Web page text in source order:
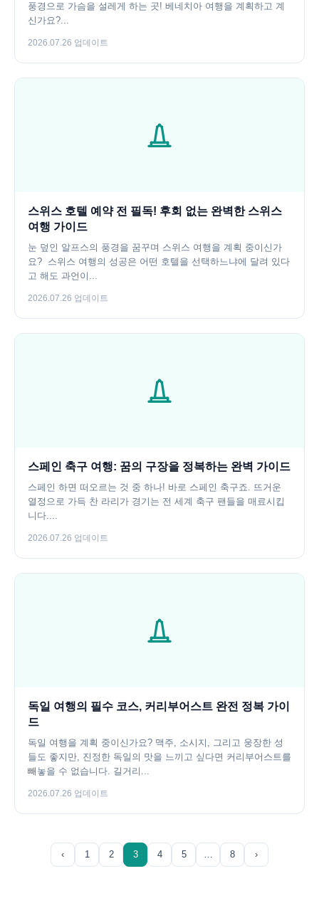
풍경으로 가슴을 설레게 하는 곳! 베네치아 여행을 계획하고 계
신가요?...
2026.07.26 업데이트
스위스 호텔 예약 전 필독! 후회 없는 완벽한 스위스
여행 가이드
눈 덮인 알프스의 풍경을 꿈꾸며 스위스 여행을 계획 중이신가
요? ️ 스위스 여행의 성공은 어떤 호텔을 선택하느냐에 달려 있다
고 해도 과언이...
2026.07.26 업데이트
스페인 축구 여행: 꿈의 구장을 정복하는 완벽 가이드
스페인 하면 떠오르는 것 중 하나! 바로 스페인 축구죠. 뜨거운
열정으로 가득 찬 라리가 경기는 전 세계 축구 팬들을 매료시킵
니다....
2026.07.26 업데이트
독일 여행의 필수 코스, 커리부어스트 완전 정복 가이
드
독일 여행을 계획 중이신가요? 맥주, 소시지, 그리고 웅장한 성
들도 좋지만, 진정한 독일의 맛을 느끼고 싶다면 커리부어스트를
빼놓을 수 없습니다. 길거리...
2026.07.26 업데이트
‹ 1 2 3 4 5 … 8 ›